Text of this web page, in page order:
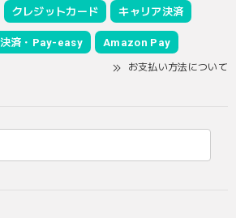
クレジットカード キャリア決済
済・Pay-easy Amazon Pay
お支払い方法について